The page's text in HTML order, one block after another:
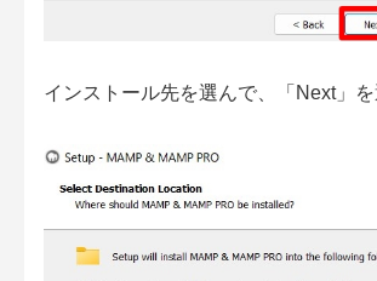
インストール先を選んで、「Next」を